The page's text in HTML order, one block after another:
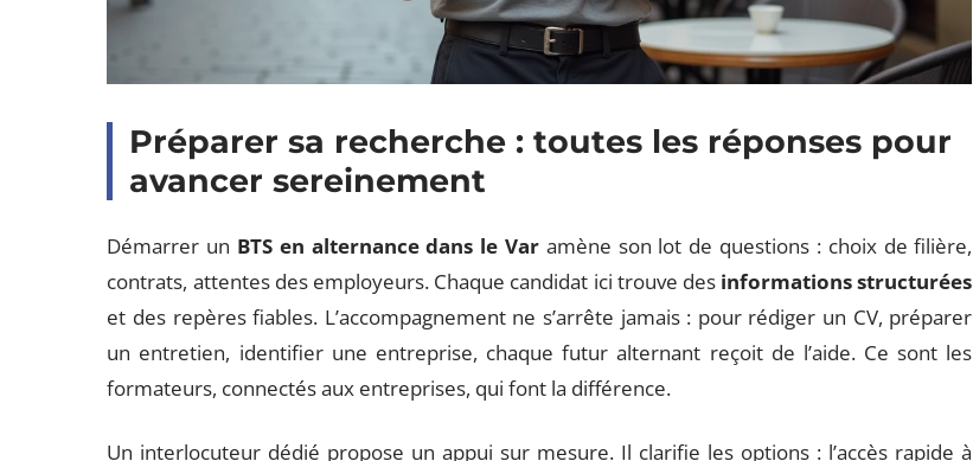
Préparer sa recherche : toutes les réponses pour
avancer sereinement
Démarrer un BTS en alternance dans le Var amène son lot de questions : choix de filière,
contrats, attentes des employeurs. Chaque candidat ici trouve des informations structurées
et des repères fiables. L’accompagnement ne s’arrête jamais : pour rédiger un CV, préparer
un entretien, identifier une entreprise, chaque futur alternant reçoit de l’aide. Ce sont les
formateurs, connectés aux entreprises, qui font la différence.
Un interlocuteur dédié propose un appui sur mesure. Il clarifie les options : l’accès rapide à